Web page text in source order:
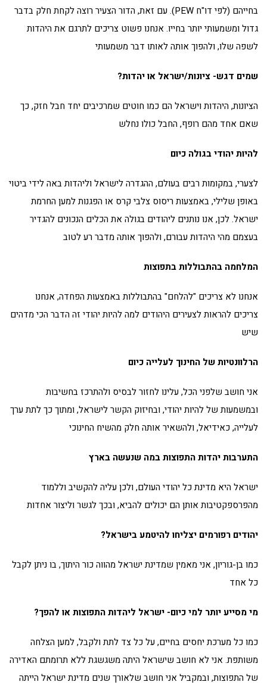
בחייהם (לפי דו"ח PEW). עם זאת, הדור הצעיר רוצה לקחת חלק בדבר
גדול ומשמעותי יותר בחייו. אנחנו פשוט צריכים לתרגם את היהדות
לשפה שלו, ולהפוך אותה לאותו דבר משמעותי
שמים דגש- ציונות/ישראל או יהדות?
הציונות, היהדות וישראל הם כמו חוטים שמרכיבים יחד חבל חזק, כך
שאם אחד מהם רופף, החבל כולו נחלש
להיות יהודי בגולה כיום
לצערי, במקומות רבים בעולם, ההגדרה לישראל וליהדות באה לידי ביטוי
באופן שלילי, באמצעות ריסוס צלבי קרס או הפגנות למען החרמת
ישראל. לכן, אנו נותנים ליהודים בגולה את הכלים הנכונים להגדיר
בעצמם מהי היהדות עבורם, ולהפוך אותה מדבר רע לטוב
המלחמה בהתבוללות בתפוצות
אנחנו לא צריכים "להלחם" בהתבוללות באמצעות הפחדה, אנחנו
צריכים להראות לצעירים היהודים למה להיות יהודי זה הדבר הכי מדהים
שיש
הרלוונטיות של החינוך לעלייה כיום
אני חושב שלפני הכל, עלינו לחזור לבסיס ולהתרכז בחשיבות
ובמשמעות של להיות יהודי, ובחיזוק הקשר לישראל, ומתוך כך לתת ערך
לעלייה, כאידיאל, ולהשאיר אותה חלק מהשיח החינוכי
התערבות יהדות התפוצות במה שנעשה בארץ
ישראל היא מדינת כל יהודי העולם, ולכן עליה להקשיב וללמוד
מהפרספקטיבות אותן הם יכולים להביא, ובכך לגשר וליצור אחדות
יהודים רפורמים יצליחו להיטמע בישראל?
כמו בן-גוריון, אני מאמין שמדינת ישראל מהווה כור היתוך, בו ניתן לקבל
כל אחד
מי מסייע יותר למי כיום- ישראל ליהדות התפוצות או להפך?
כמו כל מערכת יחסים בחיים, על כל צד לתת ולקבל, למען הצלחה
משותפת. אני לא חושב שישראל היתה משגשגת ללא תרומתם האדירה
של התפוצות, ובמקביל אני חושב שלאורך שנים מדינת ישראל הייתה